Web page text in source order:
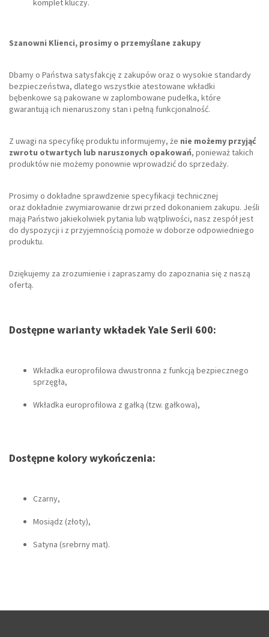
komplet kluczy.
Szanowni Klienci, prosimy o przemyślane zakupy
Dbamy o Państwa satysfakcję z zakupów oraz o wysokie standardy
bezpieczeństwa, dlatego wszystkie atestowane wkładki
bębenkowe są pakowane w zaplombowane pudełka, które
gwarantują ich nienaruszony stan i pełną funkcjonalność.
Z uwagi na specyfikę produktu informujemy, że nie możemy przyjąć
zwrotu otwartych lub naruszonych opakowań, ponieważ takich
produktów nie możemy ponownie wprowadzić do sprzedaży.
Prosimy o dokładne sprawdzenie specyfikacji technicznej
oraz dokładnie zwymiarowanie drzwi przed dokonaniem zakupu. Jeśli
mają Państwo jakiekolwiek pytania lub wątpliwości, nasz zespół jest
do dyspozycji i z przyjemnością pomoże w doborze odpowiedniego
produktu.
Dziękujemy za zrozumienie i zapraszamy do zapoznania się z naszą
ofertą.
Dostępne warianty wkładek Yale Serii 600:
Wkładka europrofilowa dwustronna z funkcją bezpiecznego
sprzęgła,
Wkładka europrofilowa z gałką (tzw. gałkowa),
Dostępne kolory wykończenia:
Czarny,
Mosiądz (złoty),
Satyna (srebrny mat).